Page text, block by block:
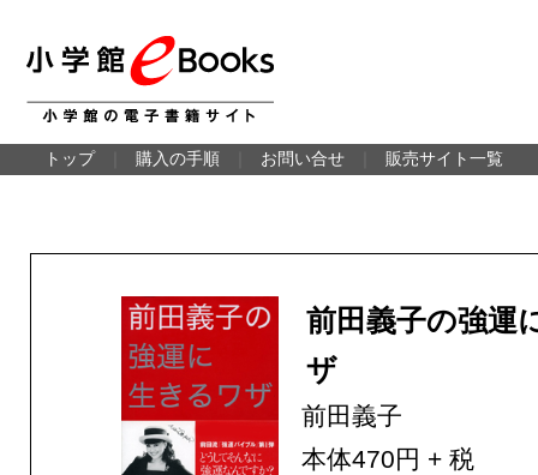
トップ 購入の手順 お問い合せ 販売サイト一覧
前田義子の強運
ザ
前田義子
本体470円 + 税